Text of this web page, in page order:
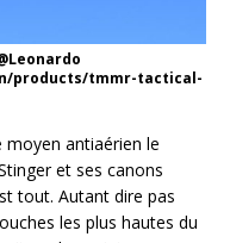
products/tmmr-tactical-
moyen antiaérien le
et ses canons
tout. Autant dire pas
les plus hautes du